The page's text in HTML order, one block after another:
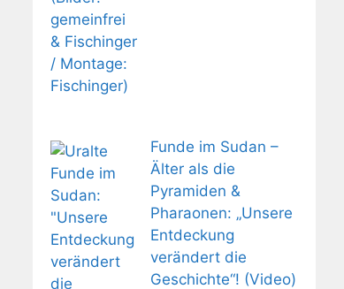
Funde im Sudan –
Älter als die
Pyramiden &
Pharaonen: „Unsere
Entdeckung
verändert die
Geschichte“! (Video)